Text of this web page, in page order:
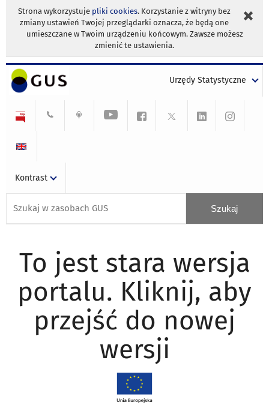
Strona wykorzystuje pliki cookies. Korzystanie z witryny bez
zmiany ustawień Twojej przeglądarki oznacza, że będą one
umieszczane w Twoim urządzeniu końcowym. Zawsze możesz
zmienić te ustawienia.
Urzędy Statystyczne
Kontrast
To jest stara wersja
portalu. Kliknij, aby
przejść do nowej
wersji